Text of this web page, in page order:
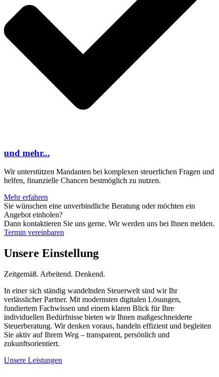
und mehr...
Wir unterstützen Mandanten bei komplexen steuerlichen Fragen und
helfen, finanzielle Chancen bestmöglich zu nutzen.
Mehr erfahren
Sie wünschen eine unverbindliche Beratung oder möchten ein
Angebot einholen?
Dann kontaktieren Sie uns gerne. Wir werden uns bei Ihnen melden.
Termin vereinbaren
Unsere Einstellung
Zeitgemäß. Arbeitend. Denkend.
In einer sich ständig wandelnden Steuerwelt sind wir Ihr
verlässlicher Partner. Mit modernsten digitalen Lösungen,
fundiertem Fachwissen und einem klaren Blick für Ihre
individuellen Bedürfnisse bieten wir Ihnen maßgeschneiderte
Steuerberatung. Wir denken voraus, handeln effizient und begleiten
Sie aktiv auf Ihrem Weg – transparent, persönlich und
zukunftsorientiert.
Unsere Leistungen